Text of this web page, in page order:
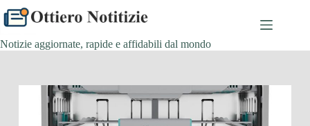
al
contenuto
Notizie aggiornate, rapide e affidabili dal mondo